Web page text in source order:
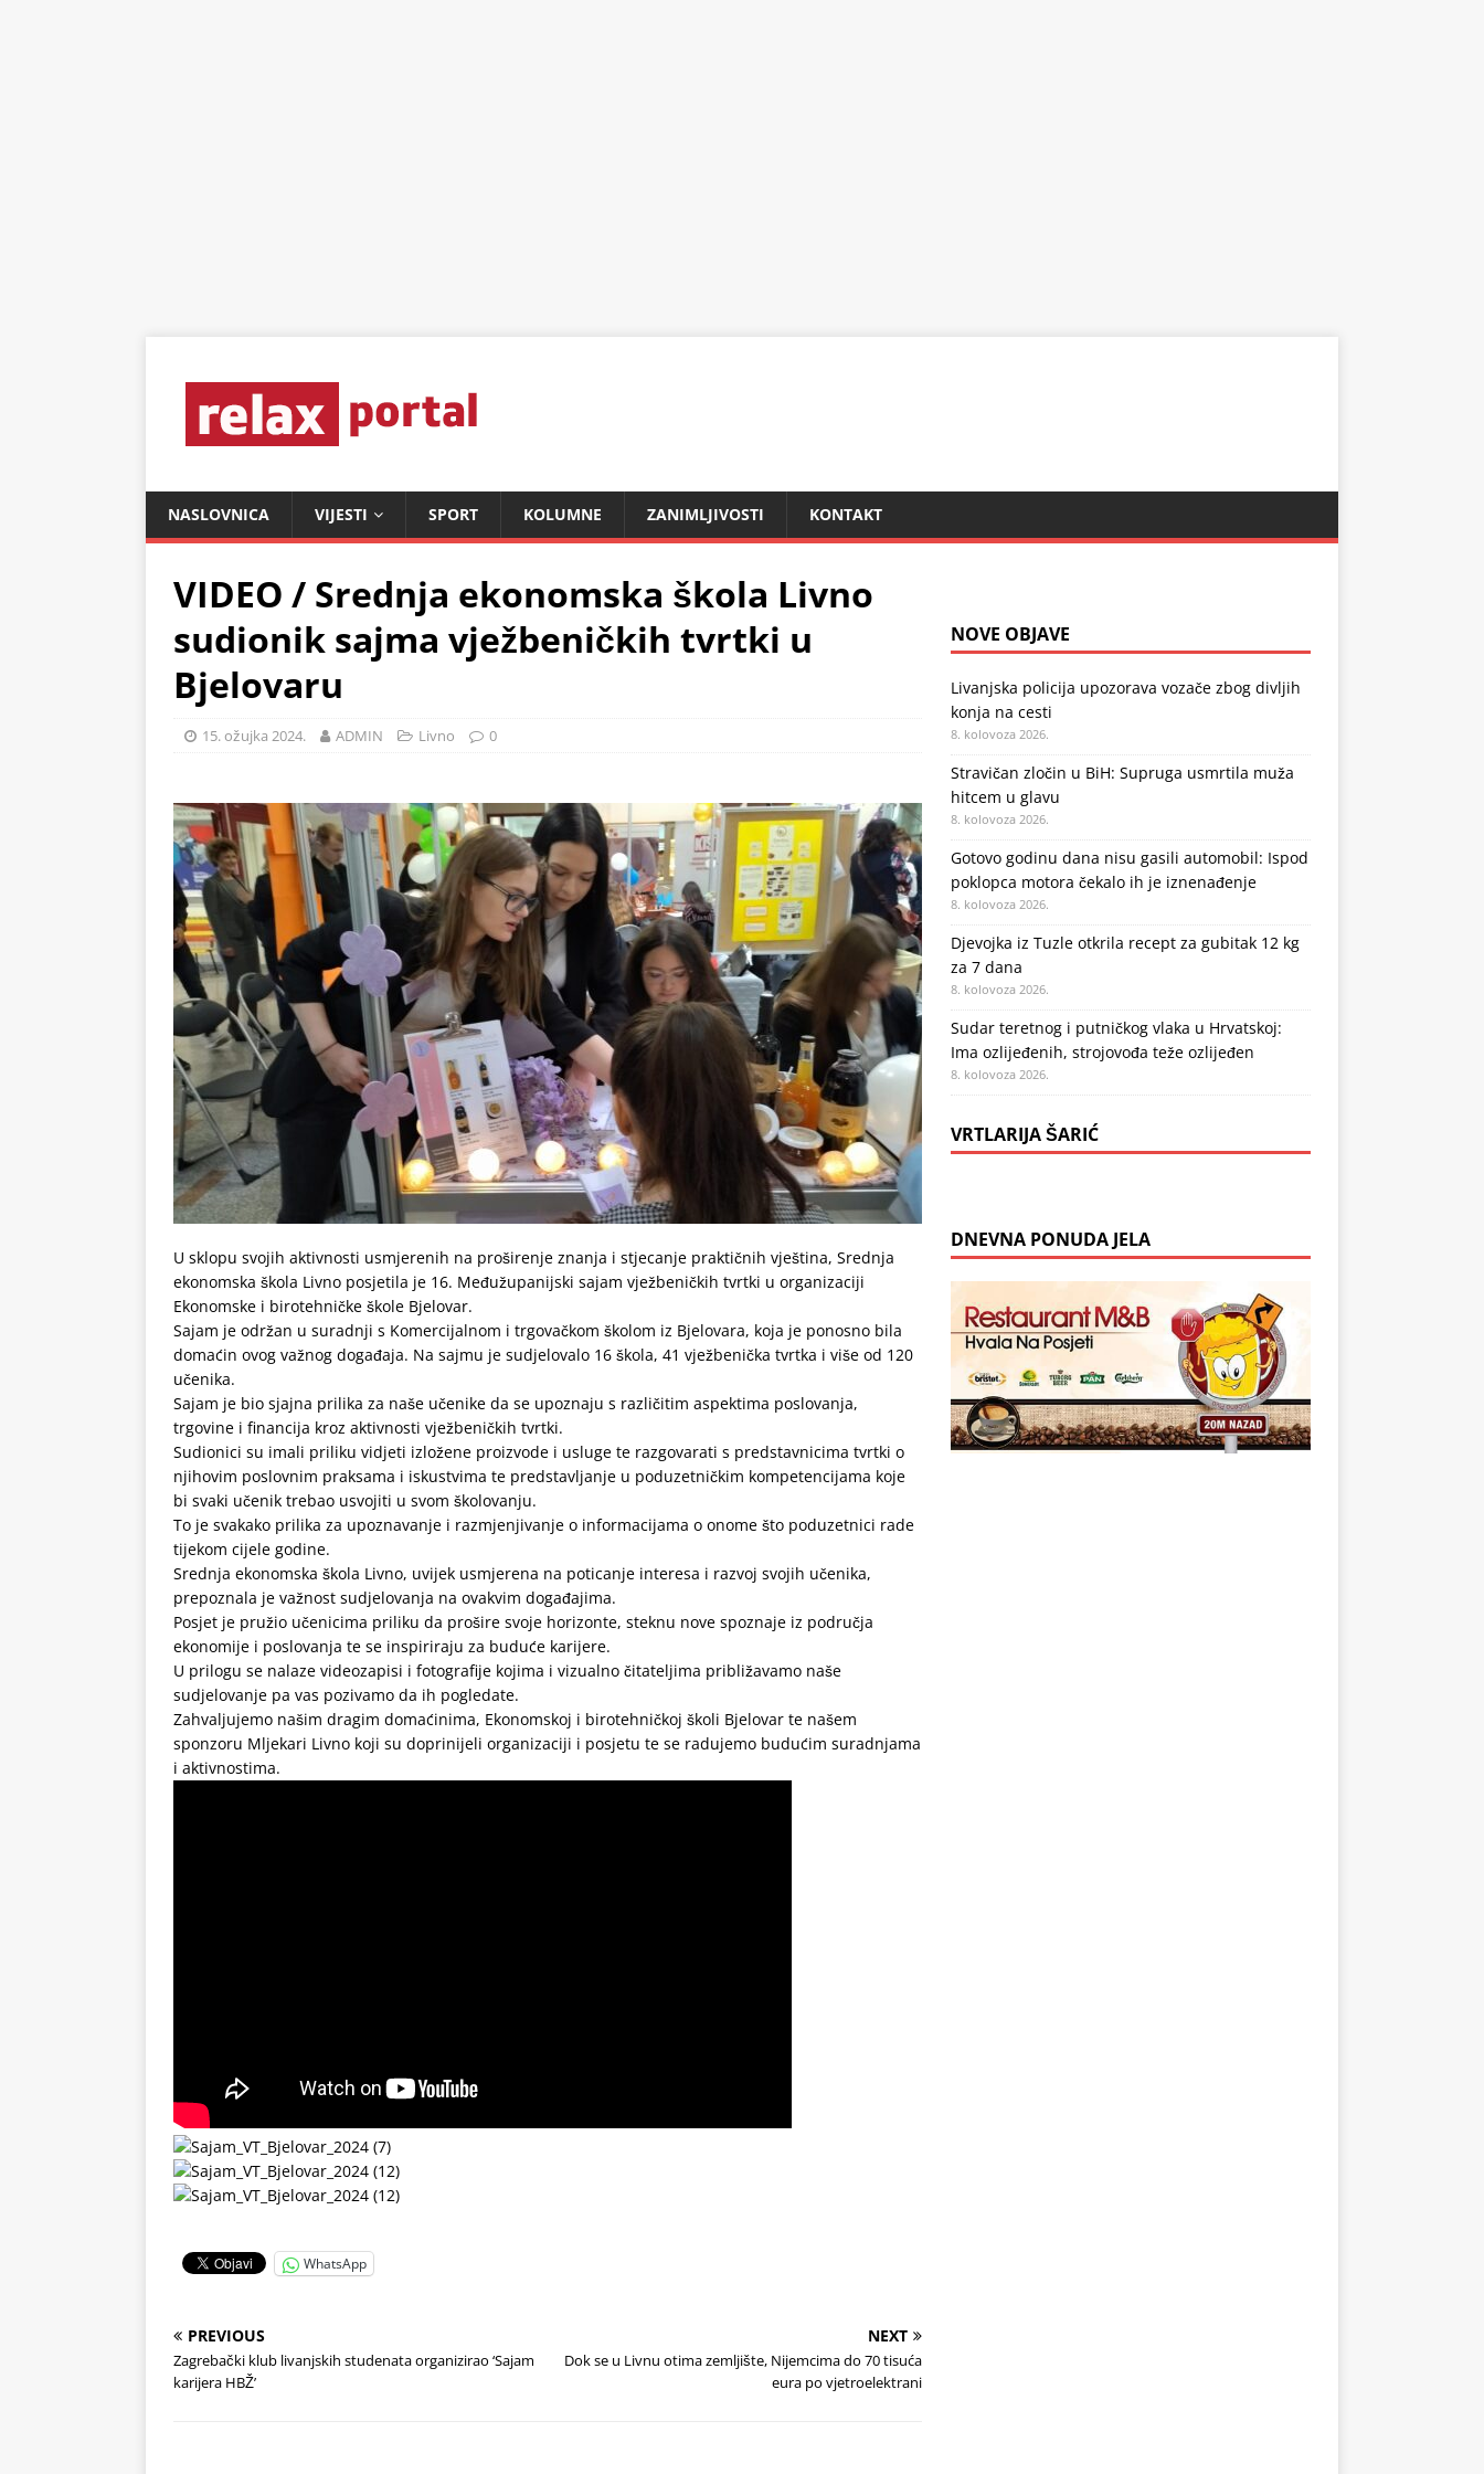
NASLOVNICA VIJESTI SPORT KOLUMNE ZANIMLJIVOSTI KONTAKT
VIDEO / Srednja ekonomska škola Livno
sudionik sajma vježbeničkih tvrtki u
Bjelovaru
15. ožujka 2024. ADMIN Livno 0
U sklopu svojih aktivnosti usmjerenih na proširenje znanja i stjecanje praktičnih vještina, Srednja
ekonomska škola Livno posjetila je 16. Međužupanijski sajam vježbeničkih tvrtki u organizaciji
Ekonomske i birotehničke škole Bjelovar.
Sajam je održan u suradnji s Komercijalnom i trgovačkom školom iz Bjelovara, koja je ponosno bila
domaćin ovog važnog događaja. Na sajmu je sudjelovalo 16 škola, 41 vježbenička tvrtka i više od 120
učenika.
Sajam je bio sjajna prilika za naše učenike da se upoznaju s različitim aspektima poslovanja,
trgovine i financija kroz aktivnosti vježbeničkih tvrtki.
Sudionici su imali priliku vidjeti izložene proizvode i usluge te razgovarati s predstavnicima tvrtki o
njihovim poslovnim praksama i iskustvima te predstavljanje u poduzetničkim kompetencijama koje
bi svaki učenik trebao usvojiti u svom školovanju.
To je svakako prilika za upoznavanje i razmjenjivanje o informacijama o onome što poduzetnici rade
tijekom cijele godine.
Srednja ekonomska škola Livno, uvijek usmjerena na poticanje interesa i razvoj svojih učenika,
prepoznala je važnost sudjelovanja na ovakvim događajima.
Posjet je pružio učenicima priliku da prošire svoje horizonte, steknu nove spoznaje iz područja
ekonomije i poslovanja te se inspiriraju za buduće karijere.
U prilogu se nalaze videozapisi i fotografije kojima i vizualno čitateljima približavamo naše
sudjelovanje pa vas pozivamo da ih pogledate.
Zahvaljujemo našim dragim domaćinima, Ekonomskoj i birotehničkoj školi Bjelovar te našem
sponzoru Mljekari Livno koji su doprinijeli organizaciji i posjetu te se radujemo budućim suradnjama
i aktivnostima.
WhatsApp
PREVIOUS
Zagrebački klub livanjskih studenata organizirao ‘Sajam
karijera HBŽ’
NEXT
Dok se u Livnu otima zemljište, Nijemcima do 70 tisuća
eura po vjetroelektrani
NOVE OBJAVE
Livanjska policija upozorava vozače zbog divljih
konja na cesti
8. kolovoza 2026.
Stravičan zločin u BiH: Supruga usmrtila muža
hitcem u glavu
8. kolovoza 2026.
Gotovo godinu dana nisu gasili automobil: Ispod
poklopca motora čekalo ih je iznenađenje
8. kolovoza 2026.
Djevojka iz Tuzle otkrila recept za gubitak 12 kg
za 7 dana
8. kolovoza 2026.
Sudar teretnog i putničkog vlaka u Hrvatskoj:
Ima ozlijeđenih, strojovođa teže ozlijeđen
8. kolovoza 2026.
VRTLARIJA ŠARIĆ
DNEVNA PONUDA JELA